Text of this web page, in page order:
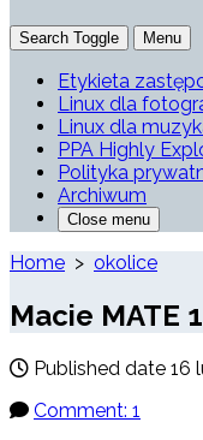
Search Toggle Menu
Etykieta
Linux dla
Linux dla
PPA Highly
Polityka
Archiwum
Close menu
Home > okolice
Macie MATE
Published date 16
Comment: 1